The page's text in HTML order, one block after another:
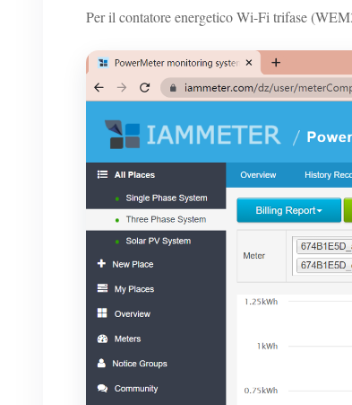
Per il contatore energetico Wi-Fi trifase